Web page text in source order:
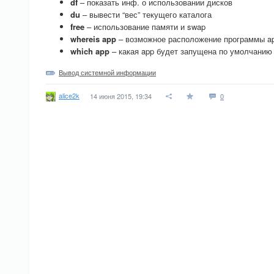
du – вывести “вес” текущего каталога
free – использование памяти и swap
whereis app – возможное расположение программы
which app – какая app будет запущена по умолчанию
Вывод системной информации
alice2k 14 июня 2015, 19:34 0